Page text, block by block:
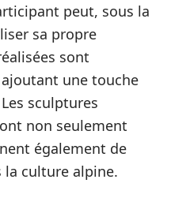
peut, sous la
sa propre
sont
une touche
sculptures
non seulement
également de
la culture alpine.